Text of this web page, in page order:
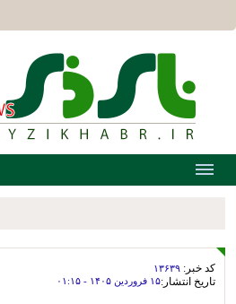
کد خبر: ۱۳۶۳۹
تاریخ انتشار:۱۵ فروردين ۱۴۰۵ - ۰۱:۱۵